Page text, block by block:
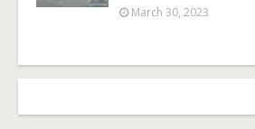
March 30, 2023